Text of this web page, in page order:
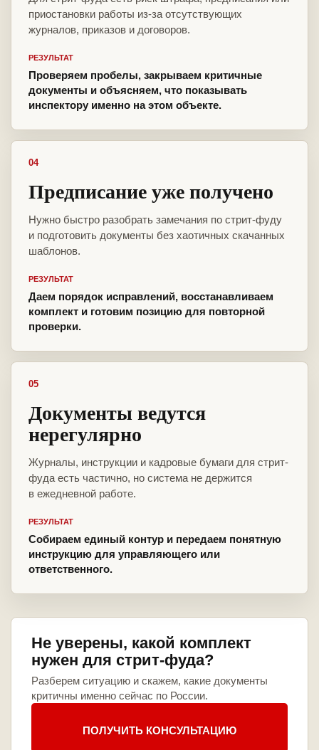
приостановки работы из-за отсутствующих
журналов, приказов и договоров.
РЕЗУЛЬТАТ
Проверяем пробелы, закрываем критичные
документы и объясняем, что показывать
инспектору именно на этом объекте.
04
Предписание уже получено
Нужно быстро разобрать замечания по стрит-фуду
и подготовить документы без хаотичных скачанных
шаблонов.
РЕЗУЛЬТАТ
Даем порядок исправлений, восстанавливаем
комплект и готовим позицию для повторной
проверки.
05
Документы ведутся
нерегулярно
Журналы, инструкции и кадровые бумаги для стрит-
фуда есть частично, но система не держится
в ежедневной работе.
РЕЗУЛЬТАТ
Собираем единый контур и передаем понятную
инструкцию для управляющего или
ответственного.
Не уверены, какой комплект
нужен для стрит-фуда?
Разберем ситуацию и скажем, какие документы
критичны именно сейчас по России.
ПОЛУЧИТЬ КОНСУЛЬТАЦИЮ